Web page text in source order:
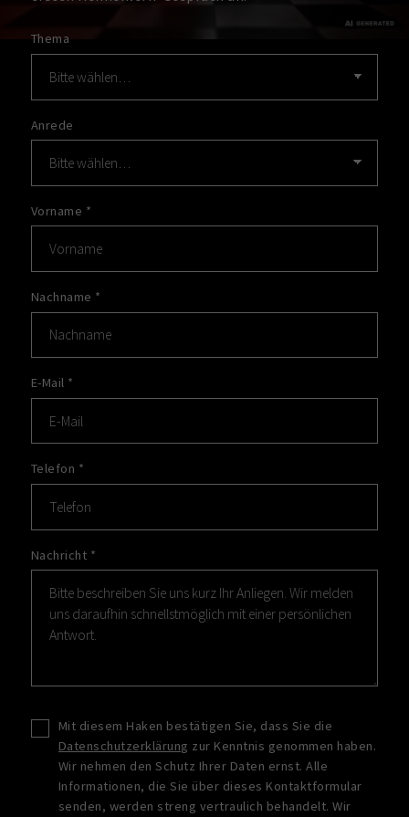
Thema
Anrede
Vorname *
Nachname *
E-Mail *
Telefon *
Nachricht *
Mit diesem Haken bestätigen Sie, dass Sie die
Datenschutzerklärung zur Kenntnis genommen haben.
Wir nehmen den Schutz Ihrer Daten ernst. Alle
Informationen, die Sie über dieses Kontaktformular
senden, werden streng vertraulich behandelt. Wir